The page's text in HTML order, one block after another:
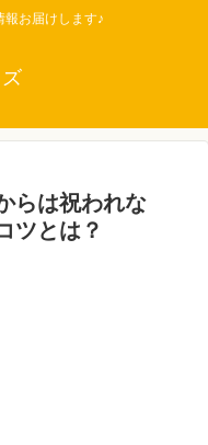
お届けします♪
らは祝われな
ツとは？